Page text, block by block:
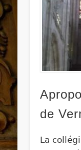
de
La